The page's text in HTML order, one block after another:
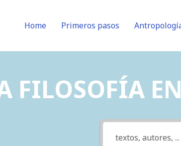
Home Primeros pasos
FILOSOFÍA